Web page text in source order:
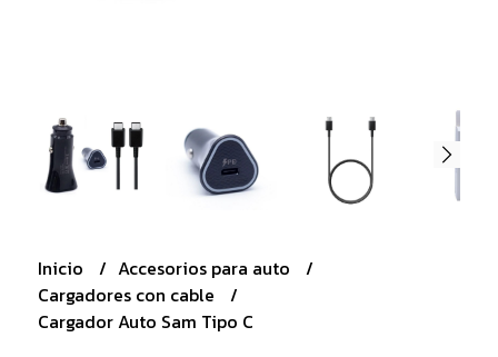
Inicio
Accesorios para auto
Cargadores con cable
Cargador Auto Sam Tipo C